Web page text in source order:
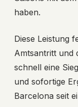
haben.
Diese Leistung
Amtsantritt und
schnell eine
und sofortige
Barcelona seit